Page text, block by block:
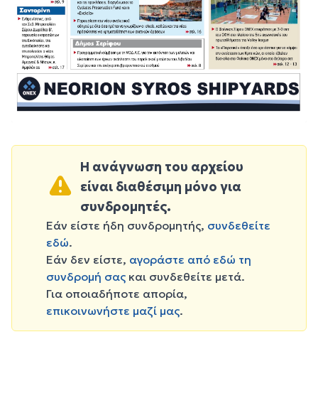
Η ανάγνωση του αρχείου
είναι διαθέσιμη μόνο για
συνδρομητές.
Εάν είστε ήδη συνδρομητής, συνδεθείτε
εδώ.
Εάν δεν είστε, αγοράστε από εδώ τη
συνδρομή σας και συνδεθείτε μετά.
Για οποιαδήποτε απορία,
επικοινωνήστε μαζί μας.